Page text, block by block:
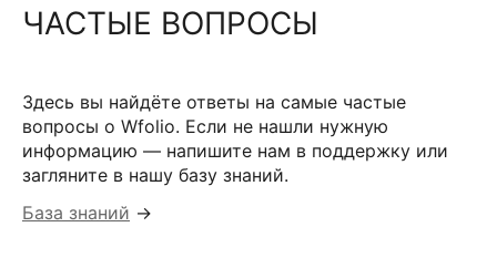
ЧАСТЫЕ ВОПРОСЫ
Здесь вы найдёте ответы на самые частые
вопросы о Wfolio. Если не нашли нужную
информацию — напишите нам в поддержку или
загляните в нашу базу знаний.
База знаний →